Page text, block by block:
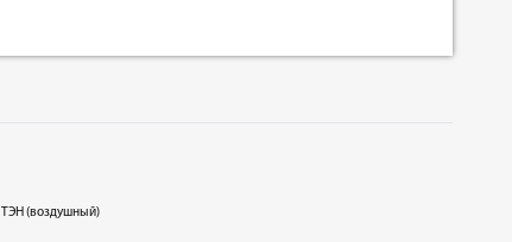
ТЭН (воздушный)